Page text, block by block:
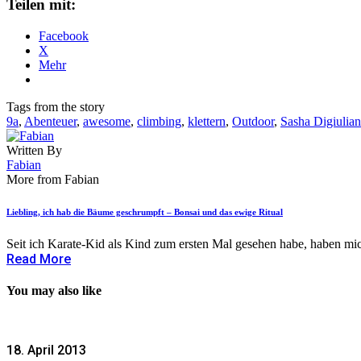
Teilen mit:
Facebook
X
Mehr
Tags from the story
9a, Abenteuer, awesome, climbing, klettern, Outdoor, Sasha Digiulian
Written By
Fabian
More from Fabian
Liebling, ich hab die Bäume geschrumpft – Bonsai und das ewige Ritual
Seit ich Karate-Kid als Kind zum ersten Mal gesehen habe, haben
Read More
You may also like
18. April 2013